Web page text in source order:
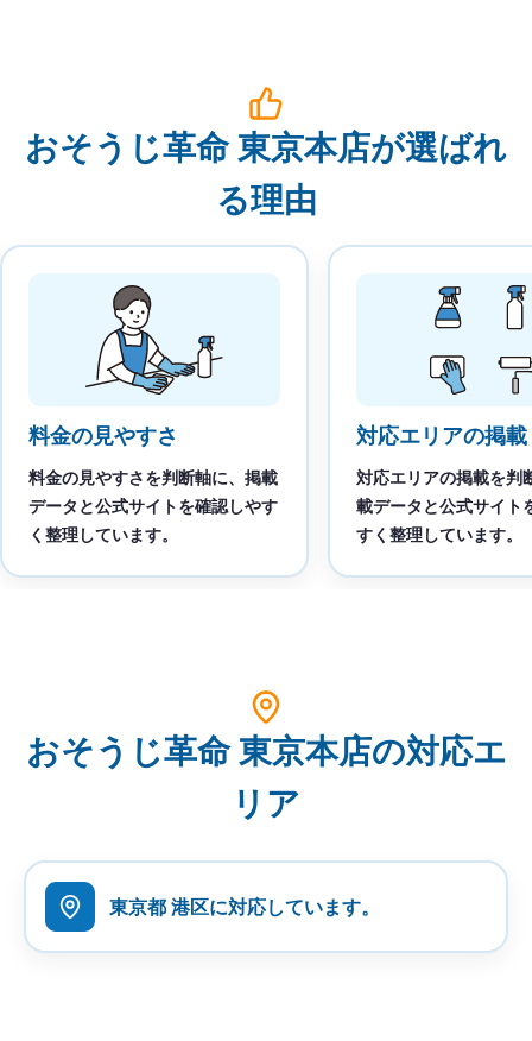
おそうじ革命 東京本店が選ばれ
る理由
料金の見やすさ
料金の見やすさを判断軸に、掲載
データと公式サイトを確認しやす
く整理しています。
対応エリアの掲載
対応エリアの掲載を判
載データと公式サイト
すく整理しています。
おそうじ革命 東京本店の対応エ
リア
東京都 港区に対応しています。